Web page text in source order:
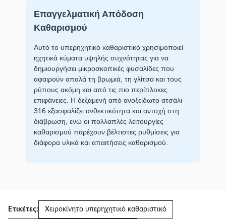
Επαγγελματική Απόδοση
Καθαρισμού
Αυτό το υπερηχητικό καθαριστικό χρησιμοποιεί
ηχητικά κύματα υψηλής συχνότητας για να
δημιουργήσει μικροσκοπικές φυσαλίδες που
αφαιρούν απαλά τη βρωμιά, τη γλίτσα και τους
ρύπους ακόμη και από τις πιο περίπλοκες
επιφάνειες. Η δεξαμενή από ανοξείδωτο ατσάλι
316 εξασφαλίζει ανθεκτικότητα και αντοχή στη
διάβρωση, ενώ οι πολλαπλές λειτουργίες
καθαρισμού παρέχουν βέλτιστες ρυθμίσεις για
διάφορα υλικά και απαιτήσεις καθαρισμού.
Ετικέτες: Χειροκίνητο υπερηχητικό καθαριστικό